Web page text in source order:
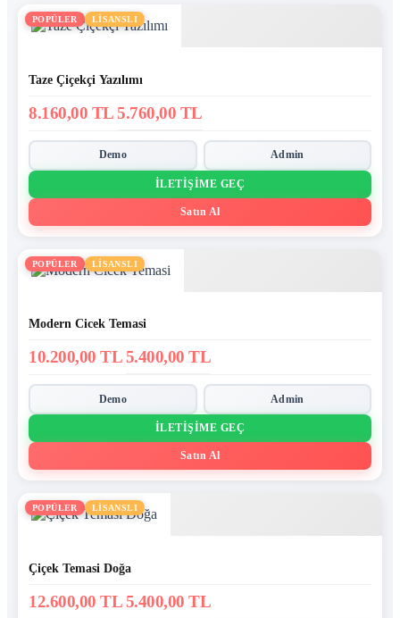
POPÜLER LİSANSLI
Taze Çiçekçi Yazılımı
8.160,00 TL5.760,00 TL
Demo Admin
İLETIŞIME GEÇ
Satın Al
POPÜLER LİSANSLI
Modern Cicek Temasi
10.200,00 TL5.400,00 TL
Demo Admin
İLETIŞIME GEÇ
Satın Al
POPÜLER LİSANSLI
Çiçek Temasi Doğa
12.600,00 TL5.400,00 TL